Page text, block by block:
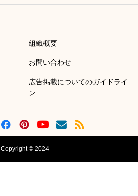
組織概要
お問い合わせ
広告掲載についてのガイドライ
ン
Copyright © 2024